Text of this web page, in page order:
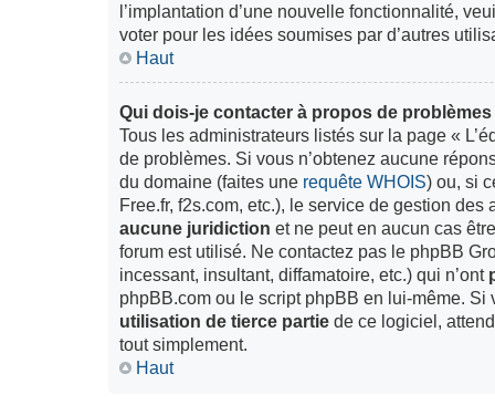
l’implantation d’une nouvelle fonctionnalité,
voter pour les idées soumises par d’autres
Haut
Qui dois-je contacter à propos de
Tous les administrateurs listés sur la page «
de problèmes. Si vous n’obtenez aucune
du domaine (faites une requête WHOIS) ou, si
Free.fr, f2s.com, etc.), le service de gestion
aucune juridiction et ne peut en aucun cas
forum est utilisé. Ne contactez pas le phpBB
incessant, insultant, diffamatoire, etc.) qui n’ont
phpBB.com ou le script phpBB en lui-même.
utilisation de tierce partie de ce logiciel,
tout simplement.
Haut